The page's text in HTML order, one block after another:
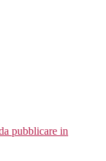
pubblicare in